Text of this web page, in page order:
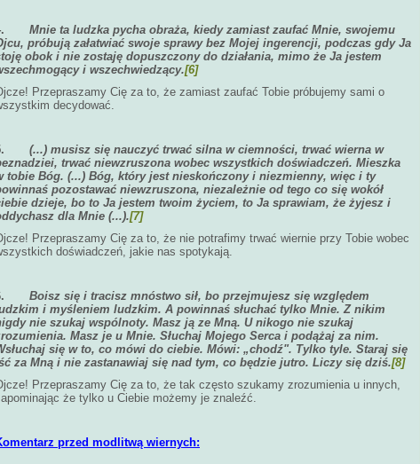
Mnie ta ludzka pycha obraża, kiedy zamiast zaufać Mnie, swojemu
próbują załatwiać swoje sprawy bez Mojej ingerencji, podczas gdy Ja
obok i nie zostaję dopuszczony do działania, mimo że Ja jestem
i wszechwiedzący.[6]
Przepraszamy Cię za to, że zamiast zaufać Tobie próbujemy sami o
decydować.
(...) musisz się nauczyć trwać silna w ciemności, trwać wierna w
trwać niewzruszona wobec wszystkich doświadczeń. Mieszka
tobie Bóg. (...) Bóg, który jest nieskończony i niezmienny, więc i ty
pozostawać niewzruszona, niezależnie od tego co się wokół
dzieje, bo to Ja jestem twoim życiem, to Ja sprawiam, że żyjesz i
dla Mnie (...).[7]
Przepraszamy Cię za to, że nie potrafimy trwać wiernie przy Tobie wobec
doświadczeń, jakie nas spotykają.
Boisz się i tracisz mnóstwo sił, bo przejmujesz się względem
i myśleniem ludzkim. A powinnaś słuchać tylko Mnie. Z nikim
nie szukaj wspólnoty. Masz ją ze Mną. U nikogo nie szukaj
Masz je u Mnie. Słuchaj Mojego Serca i podążaj za nim.
się w to, co mówi do ciebie. Mówi: „chodź". Tylko tyle. Staraj się
za Mną i nie zastanawiaj się nad tym, co będzie jutro. Liczy się dziś.[8]
Przepraszamy Cię za to, że tak często szukamy zrozumienia u innych,
że tylko u Ciebie możemy je znaleźć.
przed modlitwą wiernych: